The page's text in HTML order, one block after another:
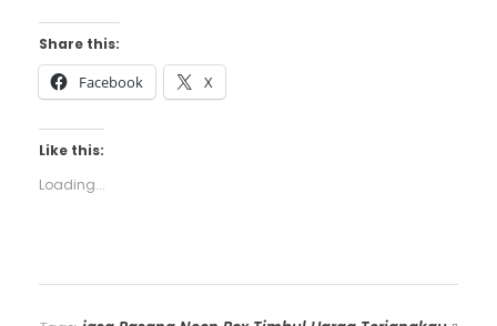
Share this:
Facebook X
Like this:
Loading...